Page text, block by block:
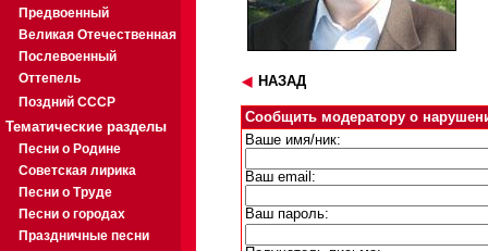
Предвоенный
Великая Отечественная
Послевоенный
Оттепель
Поздний СССР
Тематические разделы
Песни о Родине
Советская лирика
Песни о Труде
Песни о городах
Праздничные песни
НАЗАД
Сообщить модератору о
Ваше имя/ник:
Ваш email:
Ваш пароль: